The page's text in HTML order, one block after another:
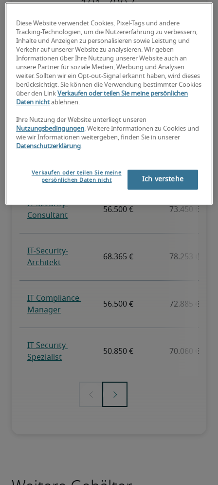
Überdurchschnittlich qualifiziert mit raren Fähigkeiten und/oder
langer Berufserfahrung in einer Position.
Gehälter für ähnliche
Positionen
Diese Website verwendet Cookies, Pixel-Tags und andere
Tracking-Technologien, um die Nutzererfahrung zu verbessern,
Inhalte und Anzeigen zu personalisieren sowie Leistung und
Verkehr auf unserer Website zu analysieren. Wir geben
Informationen über Ihre Nutzung unserer Website auch an
unsere Partner für soziale Medien, Werbung und Analysen
weiter. Sollten wir ein Opt-out-Signal erkannt haben, wird dieses
berücksichtigt. Sie können die Verwendung bestimmter Cookies
über den LinkVerkaufen oder teilen Sie meine persönlichen
Daten nicht ablehnen.
Ihre Nutzung der Website unterliegt unseren
Nutzungsbedingungen. Weitere Informationen zu Cookies und
wie wir Informationen weitergeben, finden Sie in unserer
Datenschutzerklärung.
Verkaufen oder teilen Sie meine
persönlichen Daten nicht
Ich verstehe